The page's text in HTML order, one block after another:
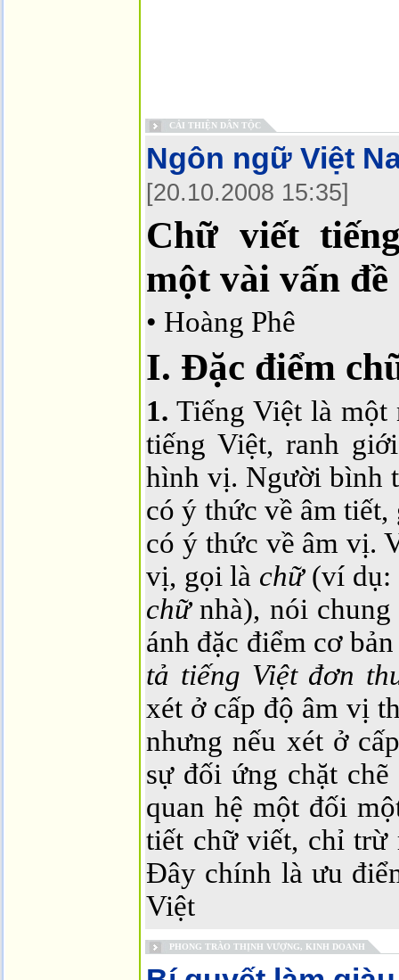
CẢI THIỆN DÂN TỘC
Ngôn ngữ Việt
[20.10.2008 15:35]
Chữ viết
một vài vấn đề
• Hoàng Phê
I. Đặc điểm
1. Tiếng Việt là một
tiếng Việt, ranh
hình vị. Người bình
có ý thức về âm
có ý thức về âm vị.
vị, gọi là chữ(ví dụ:
chữnhà), nói chung
ánh đặc điểm cơ
tả tiếng Việt đơn
xét ở cấp độ âm vị
nhưng nếu xét ở
sự đối ứng chặt
quan hệ một đối
tiết chữ viết, chỉ trừ
Đây chính là ưu
Việt
PHONG TRÀO THỊNH VƯỢNG, KINH DOANH